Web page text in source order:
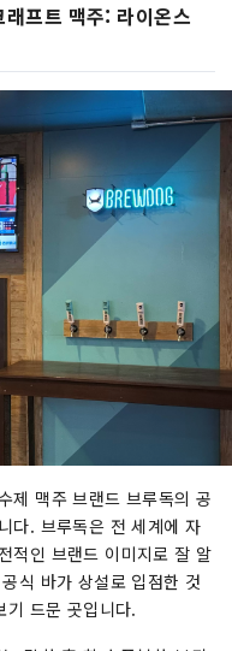
프트 맥주: 라이온스
제 맥주 브랜드 브루독의 공
다. 브루독은 전 세계에 자
적인 브랜드 이미지로 잘 알
식 바가 상설로 입점한 것
드문 곳입니다.